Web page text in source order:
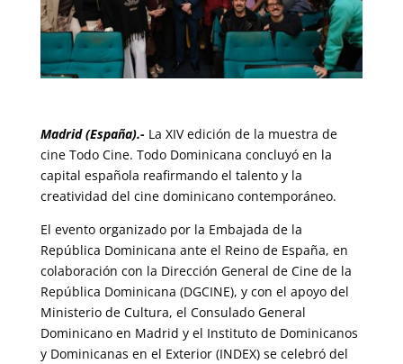
Madrid (España).- La XIV edición de la muestra de
cine Todo Cine. Todo Dominicana concluyó en la
capital española reafirmando el talento y la
creatividad del cine dominicano contemporáneo.
El evento organizado por la Embajada de la
República Dominicana ante el Reino de España, en
colaboración con la Dirección General de Cine de la
República Dominicana (DGCINE), y con el apoyo del
Ministerio de Cultura, el Consulado General
Dominicano en Madrid y el Instituto de Dominicanos
y Dominicanas en el Exterior (INDEX) se celebró del